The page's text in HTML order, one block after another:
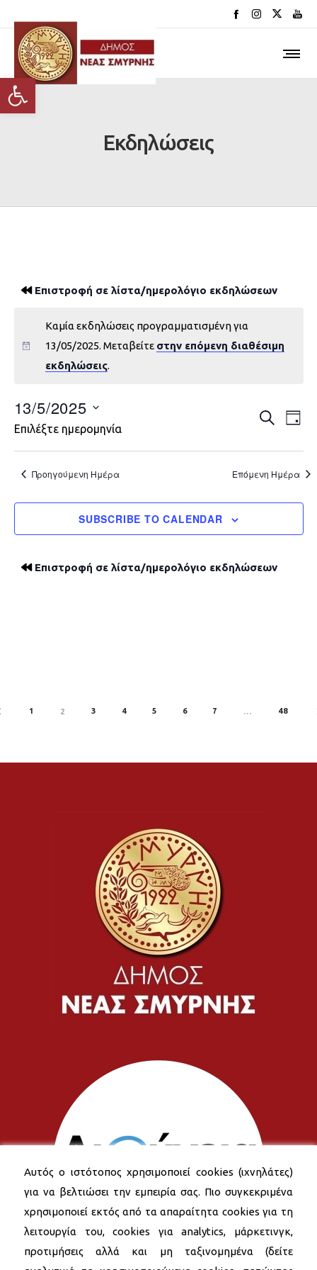
Ανοίξτε τη γραμμή εργαλείων
Εκδηλώσεις
Επιστροφή σε λίστα/ημερολόγιο εκδηλώσεων
Καμία εκδηλώσεις προγραμματισμένη για
13/05/2025. Μεταβείτε στην επόμενη διαθέσιμη
εκδηλώσεις.
Search
and
Views
DAY
13/5/2025
Επιλέξτε ημερομηνία
Προηγούμενη Ημέρα Επόμενη Ημέρα
SUBSCRIBE TO CALENDAR
Επιστροφή σε λίστα/ημερολόγιο εκδηλώσεων
1 2 3 4 5 6 7 … 48
Αυτός ο ιστότοπος χρησιμοποιεί cookies (ιχνηλάτες)
για να βελτιώσει την εμπειρία σας. Πιο συγκεκριμένα
χρησιμοποιεί εκτός από τα απαραίτητα cookies για τη
λειτουργία του, cookies για analytics, μάρκετινγκ,
προτιμήσεις αλλά και μη ταξινομημένα (δείτε